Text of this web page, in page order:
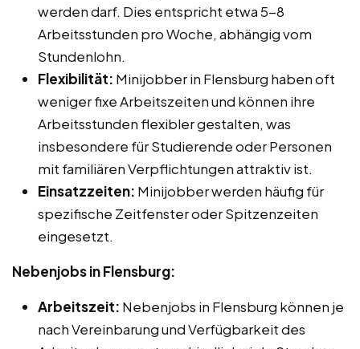
werden darf. Dies entspricht etwa 5-8
Arbeitsstunden pro Woche, abhängig vom
Stundenlohn.
Flexibilität: Minijobber in Flensburg haben oft
weniger fixe Arbeitszeiten und können ihre
Arbeitsstunden flexibler gestalten, was
insbesondere für Studierende oder Personen
mit familiären Verpflichtungen attraktiv ist.
Einsatzzeiten: Minijobber werden häufig für
spezifische Zeitfenster oder Spitzenzeiten
eingesetzt.
Nebenjobs in Flensburg:
Arbeitszeit: Nebenjobs in Flensburg können je
nach Vereinbarung und Verfügbarkeit des